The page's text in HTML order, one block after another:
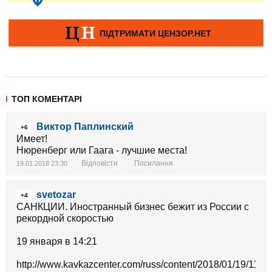
ТОП КОМЕНТАРІ
+6
Виктор Паплинский
Имеет!
Нюренберг или Гаага - лучшие места!
19.01.2018 23:30 Відповісти Посилання
+4
svetozar
САНКЦИИ. Иностранный бизнес бежит из России с
рекордной скоростью
19 января в 14:21
http://www.kavkazcenter.com/russ/content/2018/01/19/